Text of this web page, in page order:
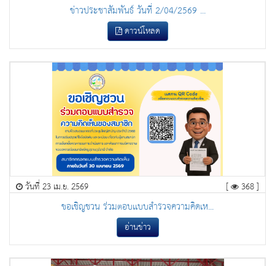
ข่าวประชาสัมพันธ์ วันที่ 2/04/2569 ...
ดาวน์โหลด
วันที่ 23 เม.ย. 2569 [ 368 ]
ขอเชิญชวน ร่วมตอบเเบบสำรวจความคิดเห...
อ่านข่าว